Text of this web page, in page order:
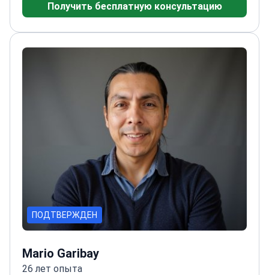
передовой стоматологической керамики и
стоматологической ассоциации и Американской
академии косметической стоматологииПрошла
международное обучение по цифровому
дизайну улыбки и техникам установки виниров
Получить бесплатную консультацию
ПОДТВЕРЖДЕН
Mario Garibay
26 лет опыта